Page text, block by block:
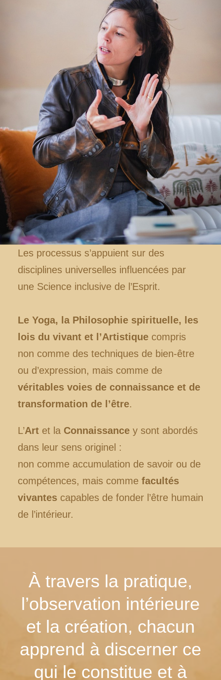
Les processus s’appuient sur des
disciplines universelles influencées par
une Science inclusive de l’Esprit.
Le Yoga, la Philosophie spirituelle, les
lois du vivant et l’Artistique compris
non comme des techniques de bien-être
ou d’expression, mais comme de
véritables voies de connaissance et de
transformation de l’être.
L’Artet la Connaissancey sont abordés
dans leur sens originel :
non comme accumulation de savoir ou de
compétences, mais comme facultés
vivantescapables de fonder l’être humain
de l’intérieur.
À travers la pratique,
l’observation intérieure
et la création, chacun
apprend à discerner ce
qui le constitue et à